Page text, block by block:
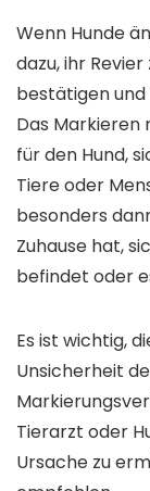
Wenn Hunde
dazu, ihr
bestätigen
Das Markieren
für den Hund,
Tiere oder
besonders
Zuhause hat,
befindet oder
Es ist wichtig,
Unsicherheit
Tierarzt oder
Ursache zu